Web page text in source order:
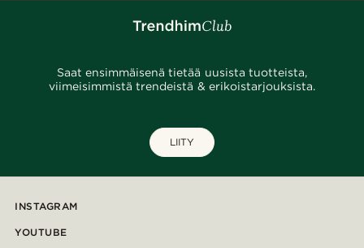
Saat ensimmäisenä tietää uusista tuotteista,
viimeisimmistä trendeistä & erikoistarjouksista.
LIITY
INSTAGRAM
YOUTUBE